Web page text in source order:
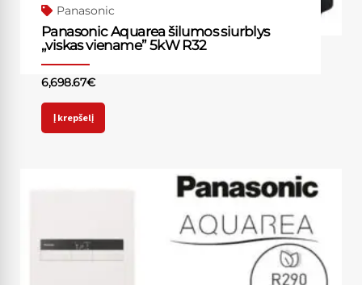
Panasonic
Panasonic Aquarea šilumos siurblys
„viskas viename” 5kW R32
6,698.67€
Į krepšelį